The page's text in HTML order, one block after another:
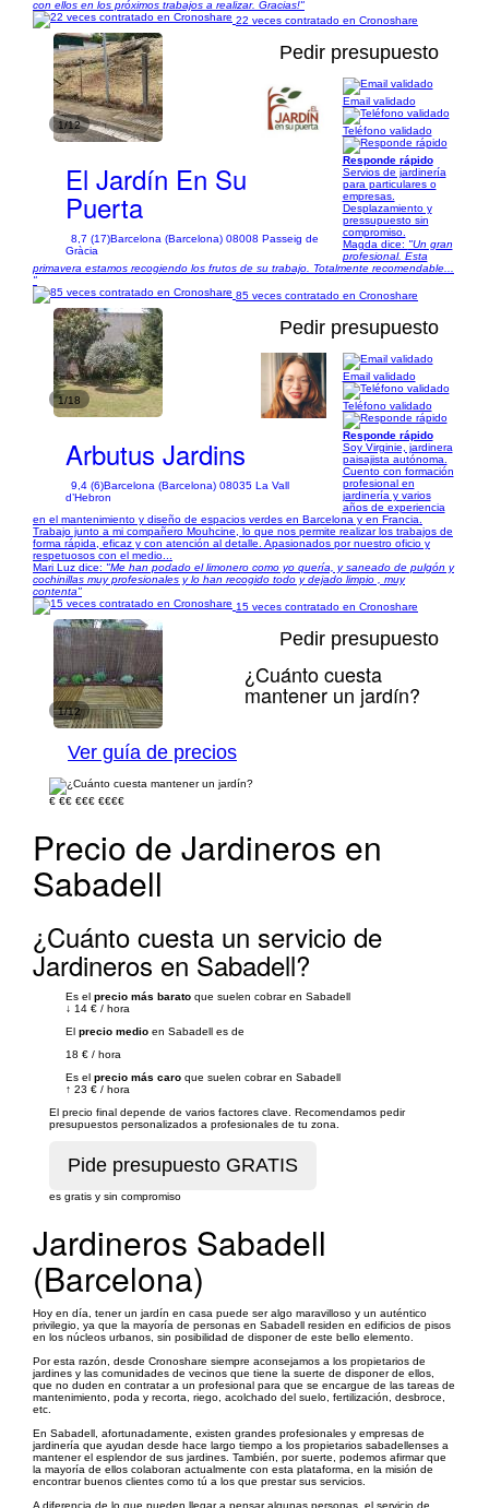
con ellos en los próximos trabajos a realizar. Gracias!"
22 veces contratado en Cronoshare
1/12
Pedir presupuesto
El Jardín En Su
Puerta
8,7 (17)Barcelona (Barcelona) 08008 Passeig de
Gràcia
Email validado
Teléfono validado
Responde rápido
Servios de jardinería
para particulares o
empresas.
Desplazamiento y
pressupuesto sin
compromiso.
Magda dice: "Un gran
profesional. Esta
primavera estamos recogiendo los frutos de su trabajo. Totalmente recomendable...
"
85 veces contratado en Cronoshare
1/18
Pedir presupuesto
Arbutus Jardins
9,4 (6)Barcelona (Barcelona) 08035 La Vall
d’Hebron
Email validado
Teléfono validado
Responde rápido
Soy Virginie, jardinera
paisajista autónoma.
Cuento con formación
profesional en
jardinería y varios
años de experiencia
en el mantenimiento y diseño de espacios verdes en Barcelona y en Francia.
Trabajo junto a mi compañero Mouhcine, lo que nos permite realizar los trabajos de
forma rápida, eficaz y con atención al detalle. Apasionados por nuestro oficio y
respetuosos con el medio...
Mari Luz dice: "Me han podado el limonero como yo quería, y saneado de pulgón y
cochinillas muy profesionales y lo han recogido todo y dejado limpio , muy
contenta"
15 veces contratado en Cronoshare
1/12
Pedir presupuesto
¿Cuánto cuesta
mantener un jardín?
Ver guía de precios
€ €€ €€€ €€€€
Precio de Jardineros en
Sabadell
¿Cuánto cuesta un servicio de
Jardineros en Sabadell?
Es el precio más barato que suelen cobrar en Sabadell
↓ 14 € / hora
El precio medio en Sabadell es de
18 € / hora
Es el precio más caro que suelen cobrar en Sabadell
↑ 23 € / hora
El precio final depende de varios factores clave. Recomendamos pedir
presupuestos personalizados a profesionales de tu zona.
es gratis y sin compromiso
Jardineros Sabadell
(Barcelona)
Hoy en día, tener un jardín en casa puede ser algo maravilloso y un auténtico
privilegio, ya que la mayoría de personas en Sabadell residen en edificios de pisos
en los núcleos urbanos, sin posibilidad de disponer de este bello elemento.
Por esta razón, desde Cronoshare siempre aconsejamos a los propietarios de
jardines y las comunidades de vecinos que tiene la suerte de disponer de ellos,
que no duden en contratar a un profesional para que se encargue de las tareas de
mantenimiento, poda y recorta, riego, acolchado del suelo, fertilización, desbroce,
etc.
En Sabadell, afortunadamente, existen grandes profesionales y empresas de
jardinería que ayudan desde hace largo tiempo a los propietarios sabadellenses a
mantener el esplendor de sus jardines. También, por suerte, podemos afirmar que
la mayoría de ellos colaboran actualmente con esta plataforma, en la misión de
encontrar buenos clientes como tú a los que prestar sus servicios.
A diferencia de lo que pueden llegar a pensar algunas personas, el servicio de